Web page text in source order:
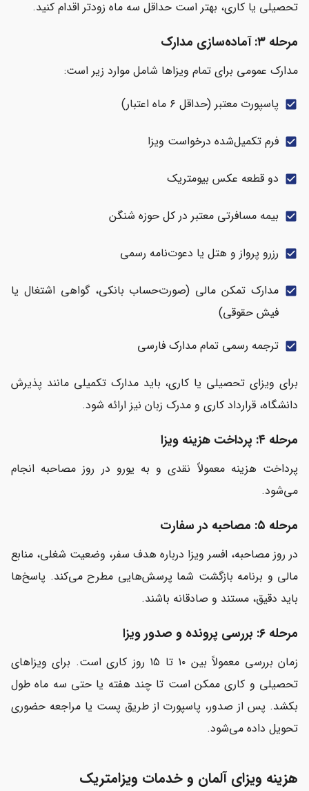
تحصیلی یا کاری، بهتر است حداقل سه ماه زودتر اقدام کنید.
مرحله ۳: آماده‌سازی مدارک
مدارک عمومی برای تمام ویزاها شامل موارد زیر است:
check_box پاسپورت معتبر (حداقل ۶ ماه اعتبار)
check_box فرم تکمیل‌شده درخواست ویزا
check_box دو قطعه عکس بیومتریک
check_box بیمه مسافرتی معتبر در کل حوزه شنگن
check_box رزرو پرواز و هتل یا دعوت‌نامه رسمی
check_box مدارک تمکن مالی (صورت‌حساب بانکی، گواهی اشتغال یا
فیش حقوقی)
check_box ترجمه رسمی تمام مدارک فارسی
برای ویزای تحصیلی یا کاری، باید مدارک تکمیلی مانند پذیرش
دانشگاه، قرارداد کاری و مدرک زبان نیز ارائه شود.
مرحله ۴: پرداخت هزینه ویزا
پرداخت هزینه معمولاً نقدی و به یورو در روز مصاحبه انجام
می‌شود.
مرحله ۵: مصاحبه در سفارت
در روز مصاحبه، افسر ویزا درباره هدف سفر، وضعیت شغلی، منابع
مالی و برنامه بازگشت شما پرسش‌هایی مطرح می‌کند. پاسخ‌ها
باید دقیق، مستند و صادقانه باشند.
مرحله ۶: بررسی پرونده و صدور ویزا
زمان بررسی معمولاً بین ۱۰ تا ۱۵ روز کاری است. برای ویزاهای
تحصیلی و کاری ممکن است تا چند هفته یا حتی سه ماه طول
بکشد. پس از صدور، پاسپورت از طریق پست یا مراجعه حضوری
تحویل داده می‌شود.
هزینه ویزای آلمان و خدمات ویزامتریک